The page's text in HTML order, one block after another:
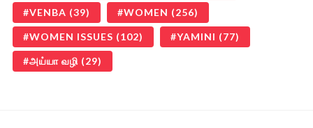
VENBA (39) WOMEN (256)
WOMEN ISSUES (102) YAMINI (77)
அய்யா வழி (29)